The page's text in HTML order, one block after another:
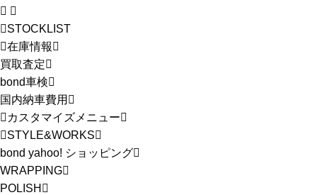
STOCKLIST
在庫情報
買取査定
bond車検
国内納車費用
カスタマイズメニュー
STYLE&WORKS
bond yahoo! ショッピング
WRAPPING
POLISH